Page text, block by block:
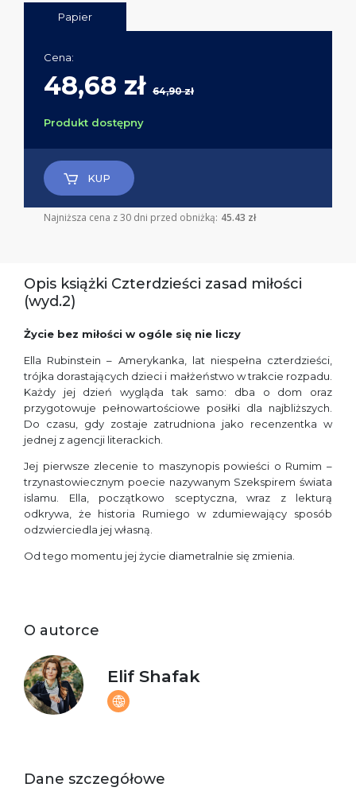
Papier
Cena:
48,68 zł 64,90 zł
Produkt dostępny
KUP
Najniższa cena z 30 dni przed obniżką: 45.43 zł
Opis książki Czterdzieści zasad miłości
(wyd.2)
Życie bez miłości w ogóle się nie liczy
Ella Rubinstein – Amerykanka, lat niespełna czterdzieści,
trójka dorastających dzieci i małżeństwo w trakcie rozpadu.
Każdy jej dzień wygląda tak samo: dba o dom oraz
przygotowuje pełnowartościowe posiłki dla najbliższych.
Do czasu, gdy zostaje zatrudniona jako recenzentka w
jednej z agencji literackich.
Jej pierwsze zlecenie to maszynopis powieści o Rumim –
trzynastowiecznym poecie nazywanym Szekspirem świata
islamu. Ella, początkowo sceptyczna, wraz z lekturą
odkrywa, że historia Rumiego w zdumiewający sposób
odzwierciedla jej własną.
Od tego momentu jej życie diametralnie się zmienia.
O autorce
Elif Shafak
Dane szczegółowe